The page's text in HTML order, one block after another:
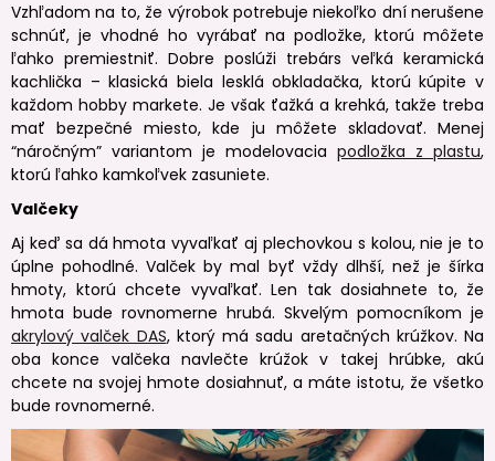
Vzhľadom na to, že výrobok potrebuje niekoľko dní nerušene
schnúť, je vhodné ho vyrábať na podložke, ktorú môžete
ľahko premiestniť. Dobre poslúži trebárs veľká keramická
kachlička – klasická biela lesklá obkladačka, ktorú kúpite v
každom hobby markete. Je však ťažká a krehká, takže treba
mať bezpečné miesto, kde ju môžete skladovať. Menej
“náročným” variantom je modelovacia podložka z plastu,
ktorú ľahko kamkoľvek zasuniete.
Valčeky
Aj keď sa dá hmota vyvaľkať aj plechovkou s kolou, nie je to
úplne pohodlné. Valček by mal byť vždy dlhší, než je šírka
hmoty, ktorú chcete vyvaľkať. Len tak dosiahnete to, že
hmota bude rovnomerne hrubá. Skvelým pomocníkom je
akrylový valček DAS, ktorý má sadu aretačných krúžkov. Na
oba konce valčeka navlečte krúžok v takej hrúbke, akú
chcete na svojej hmote dosiahnuť, a máte istotu, že všetko
bude rovnomerné.